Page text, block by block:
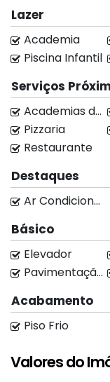
Sala;
Com armários;
Varanda com
2 Vagas de
Localização
área estratégica,
vias de acesso,
que você
Não perca essa
lugar que
estrutura
📞 Entre em
Lazer
Academia
Piscina Infantil
Serviços
Academias de ginástica
Pizzaria
Restaurante
Destaques
Ar Condicionado
Básico
Elevador
Pavimentação
Acabamento
Piso Frio
Valores do